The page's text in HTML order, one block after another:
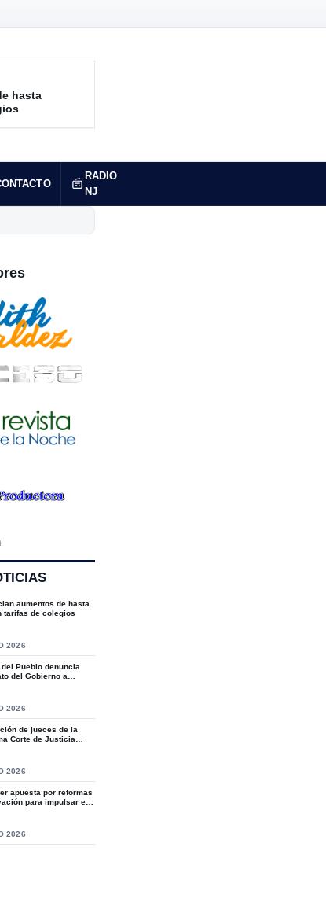
hasta
RADIO
NJ
aumentos de hasta
tarifas de colegios
2026
del Pueblo denuncia
del Gobierno a
2026
de jueces de la
Corte de Justicia
2026
apuesta por reformas
para impulsar el
2026